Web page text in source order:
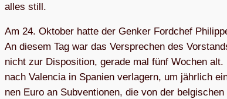
alles still.
Am 24. Okto­ber hatte der Gen­ker Ford­chef
An die­sem Tag war das Ver­spre­chen des
nicht zur Dispo­sition, gerade mal fünf Wochen
nach Valen­cia in Spa­nien ver­la­gern, um jähr­lich
nen Euro an Subven­tio­nen, die von der